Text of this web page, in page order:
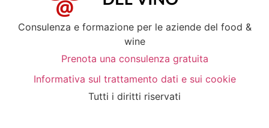
Consulenza e formazione per le aziende del food &
wine
Prenota una consulenza gratuita
Informativa sul trattamento dati e sui cookie
Tutti i diritti riservati